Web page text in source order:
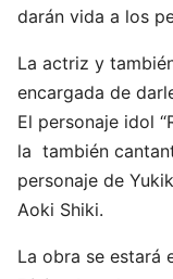
darán vida a los
La actriz y
encargada de
El personaje idol
la también
personaje de
Aoki Shiki.
La obra se estará